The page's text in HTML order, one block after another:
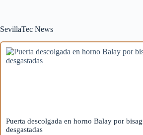
SevillaTec News
Puerta descolgada en horno Balay por
desgastadas